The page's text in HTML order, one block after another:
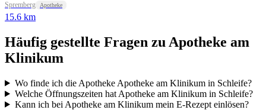
Spremberg Apotheke
15.6 km
Häufig gestellte Fragen zu Apotheke am
Klinikum
Wo finde ich die Apotheke Apotheke am Klinikum in Schleife?
Welche Öffnungszeiten hat Apotheke am Klinikum in Schleife?
Kann ich bei Apotheke am Klinikum mein E-Rezept einlösen?